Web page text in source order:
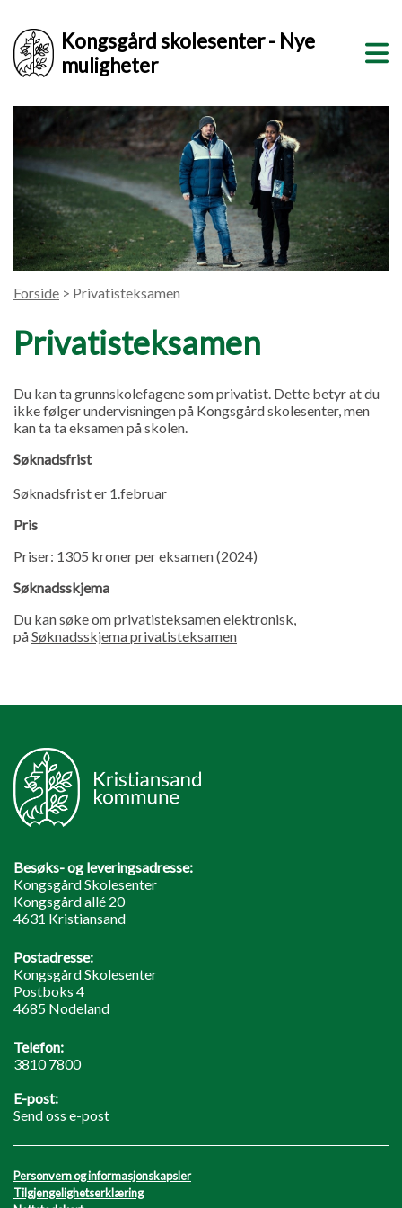
Kongsgård skolesenter - Nye
muligheter
Forside > Privatisteksamen
Privatisteksamen
Du kan ta grunnskolefagene som privatist. Dette betyr at du
ikke følger undervisningen på Kongsgård skolesenter, men
kan ta ta eksamen på skolen.
Søknadsfrist
Søknadsfrist er 1.februar
Pris
Priser: 1305 kroner per eksamen (2024)
Søknadsskjema
Du kan søke om privatisteksamen elektronisk,
påSøknadsskjema privatisteksamen
Besøks- og leveringsadresse:
Kongsgård Skolesenter
Kongsgård allé 20
4631 Kristiansand
Postadresse:
Kongsgård Skolesenter
Postboks 4
4685 Nodeland
Telefon:
3810 7800
E-post:
Send oss e-post
Personvern og informasjonskapsler
Tilgjengelighetserklæring